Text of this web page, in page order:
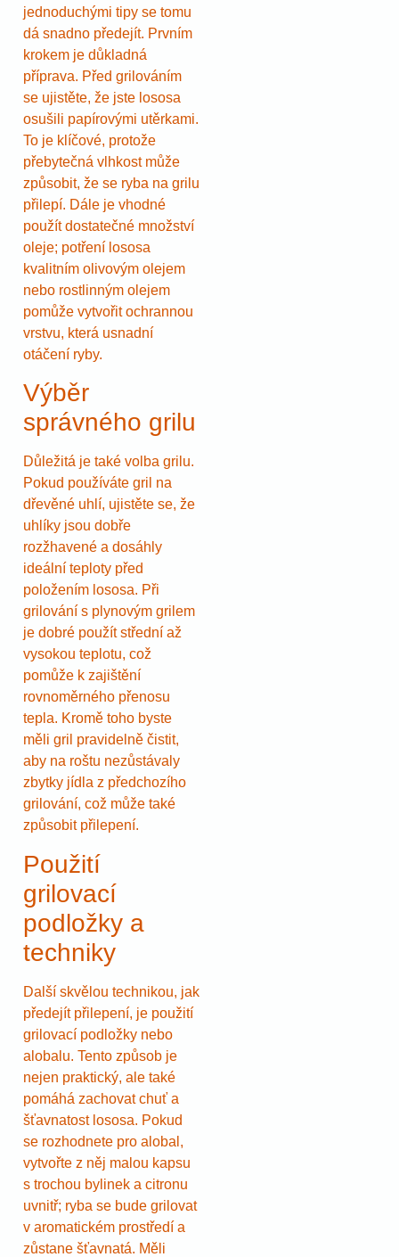
jednoduchými tipy se tomu
dá snadno předejít. Prvním
krokem je důkladná
příprava. Před grilováním
se ujistěte, že jste lososa
osušili papírovými utěrkami.
To je klíčové, protože
přebytečná vlhkost může
způsobit, že se ryba na grilu
přilepí. Dále je vhodné
použít dostatečné množství
oleje; potření lososa
kvalitním olivovým olejem
nebo rostlinným olejem
pomůže vytvořit ochrannou
vrstvu, která usnadní
otáčení ryby.
Výběr
správného grilu
Důležitá je také volba grilu.
Pokud používáte gril na
dřevěné uhlí, ujistěte se, že
uhlíky jsou dobře
rozžhavené a dosáhly
ideální teploty před
položením lososa. Při
grilování s plynovým grilem
je dobré použít střední až
vysokou teplotu, což
pomůže k zajištění
rovnoměrného přenosu
tepla. Kromě toho byste
měli gril pravidelně čistit,
aby na roštu nezůstávaly
zbytky jídla z předchozího
grilování, což může také
způsobit přilepení.
Použití
grilovací
podložky a
techniky
Další skvělou technikou, jak
předejít přilepení, je použití
grilovací podložky nebo
alobalu. Tento způsob je
nejen praktický, ale také
pomáhá zachovat chuť a
šťavnatost lososa. Pokud
se rozhodnete pro alobal,
vytvořte z něj malou kapsu
s trochou bylinek a citronu
uvnitř; ryba se bude grilovat
v aromatickém prostředí a
zůstane šťavnatá. Měli